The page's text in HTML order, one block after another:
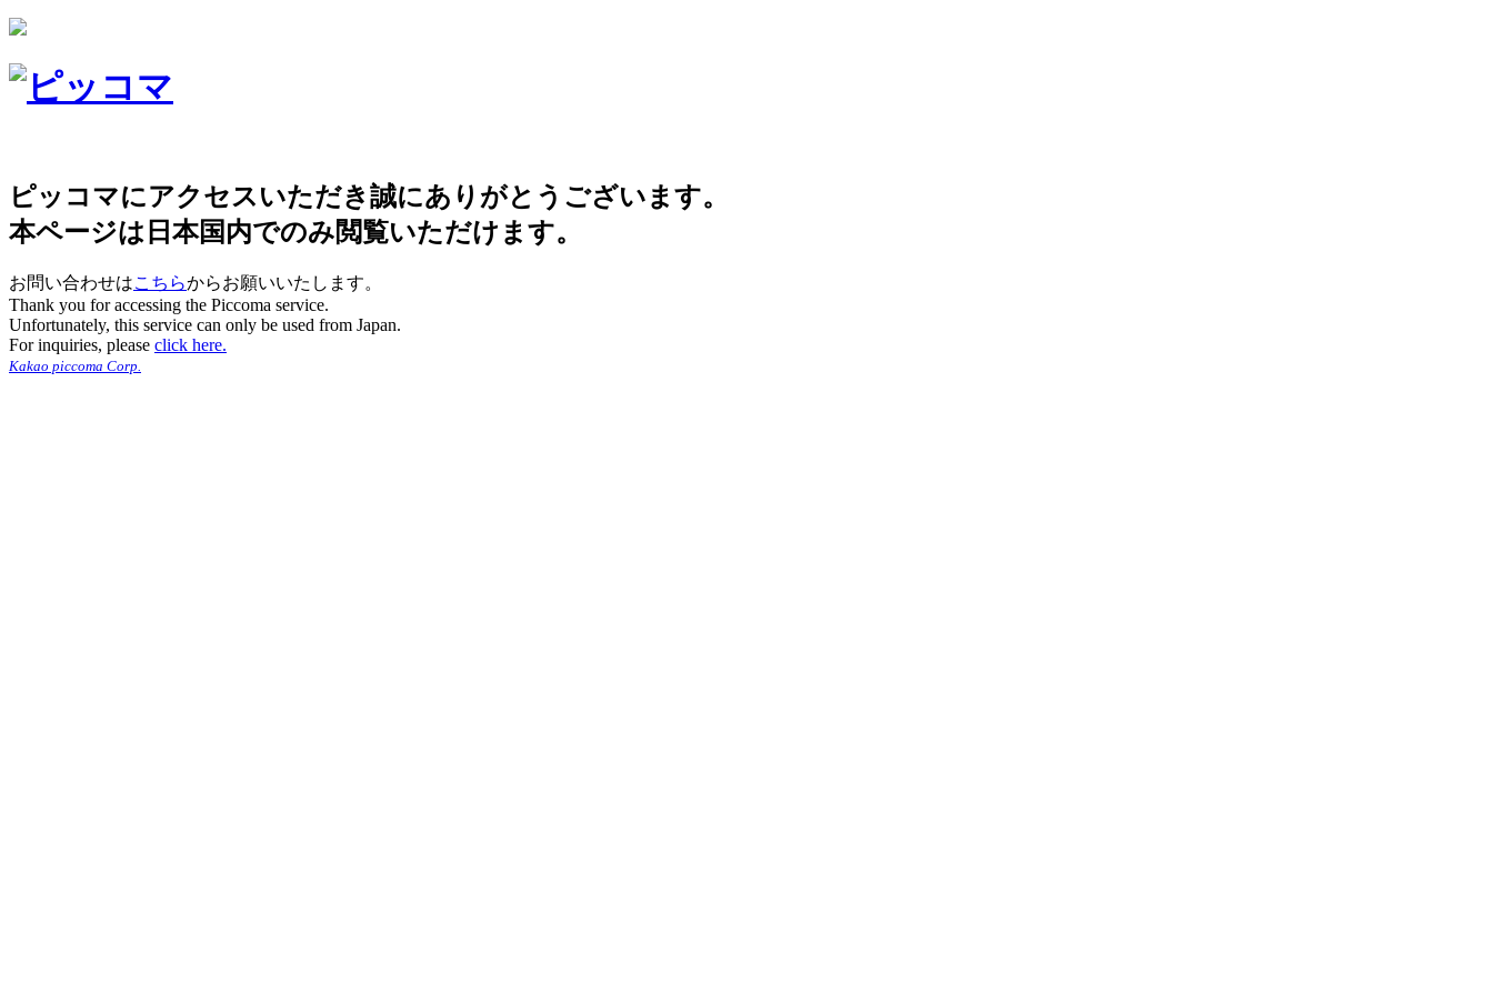
ピッコマにアクセスいただき誠にありがとうございます。
本ページは日本国内でのみ閲覧いただけます。
お問い合わせはこちらからお願いいたします。
Thank you for accessing the Piccoma service.
Unfortunately, this service can only be used from Japan.
For inquiries, please click here.
Kakao piccoma Corp.